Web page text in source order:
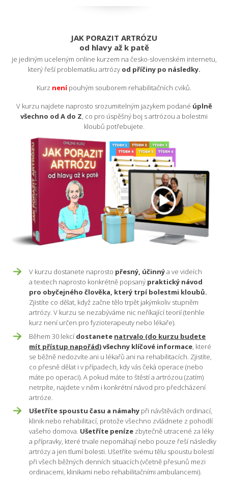
JAK PORAZIT ARTRÓZU
od hlavy až k patě
je jediným uceleným online kurzem na česko-slovenském internetu,
který řeší problematiku artrózy od příčiny po následky.
Kurz není pouhým souborem rehabilitačních cviků.
V kurzu najdete naprosto srozumitelným jazykem podané úplně
všechno od A do Z, co pro úspěšný boj s artrózou a bolestmi
kloubů potřebujete.
V kurzu dostanete naprosto přesný, účinnýa ve videích
a textech naprosto konkrétně popsaný praktický návod
pro obyčejného člověka, který trpí bolestmi kloubů.
Zjistíte co dělat, když začne tělo trpět jakýmkoliv stupněm
artrózy. V kurzu se nezabýváme nic neříkající teorií (tenhle
kurz není určen pro fyzioterapeuty nebo lékaře).
Během 30 lekcídostanete natrvalo (do kurzu budete
mít přístup napořád)všechny klíčové informace, které
se běžně nedozvíte ani u lékařů ani na rehabilitacích. Zjistíte,
co přesně dělat i v případech, kdy vás čeká operace (nebo
máte po operaci). A pokud máte to štěstí a artrózou (zatím)
netrpíte, najdete v něm i konkrétní návod pro předcházení
artróze.
Ušetříte spoustu času a námahy při návštěvách ordinací,
klinik nebo rehabilitací, protože všechno zvládnete z pohodlí
vašeho domova. Ušetříte peníze zbytečně utracené za léky
a přípravky, které trvale nepomáhají nebo pouze řeší následky
artrózy a jen tlumí bolesti. Ušetříte svému tělu spoustu bolestí
při všech běžných denních situacích (včetně přesunů mezi
ordinacemi, klinikami nebo rehabilitačními ambulancemi).